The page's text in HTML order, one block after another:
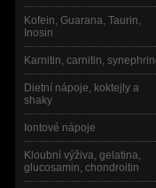
Kofein, Guarana, Taurin,
Inosin
Karnitin, carnitin,
Dietní nápoje, koktejly a
shaky
Iontové nápoje
Kloubní výživa, gelatina,
glucosamin, chondroitin